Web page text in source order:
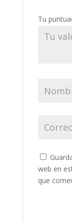
Tu
web en
que